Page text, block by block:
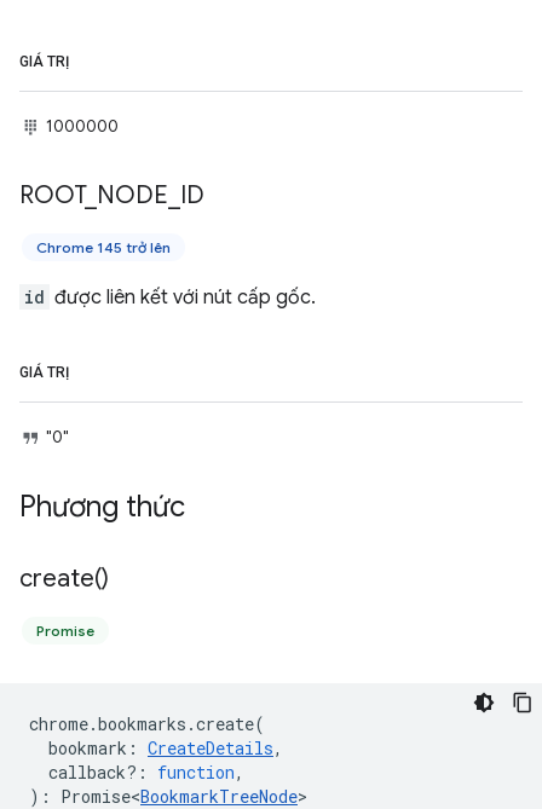
GIÁ TRỊ
1000000
ROOT_ NODE ID
Chrome 145 trở lên
id được liên kết với nút cấp gốc.
GIÁ TRỊ
"0"
Phương thức
create()
Promise
chrome.bookmarks .create(
bookmark : CreateDetails,
callback? : function,
) : Promise<BookmarkTreeNode>